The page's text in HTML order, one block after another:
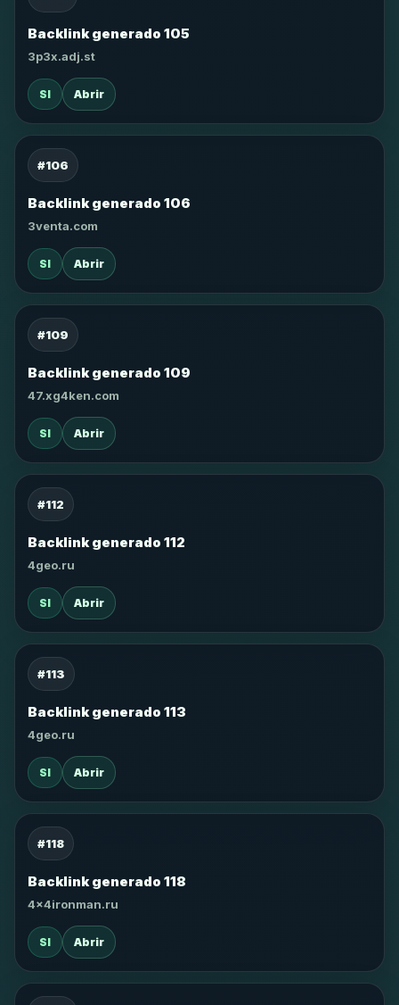
Backlink generado 105
3p3x.adj.st
SI Abrir
#106
Backlink generado 106
3venta.com
SI Abrir
#109
Backlink generado 109
47.xg4ken.com
SI Abrir
#112
Backlink generado 112
4geo.ru
SI Abrir
#113
Backlink generado 113
4geo.ru
SI Abrir
#118
Backlink generado 118
4x4ironman.ru
SI Abrir